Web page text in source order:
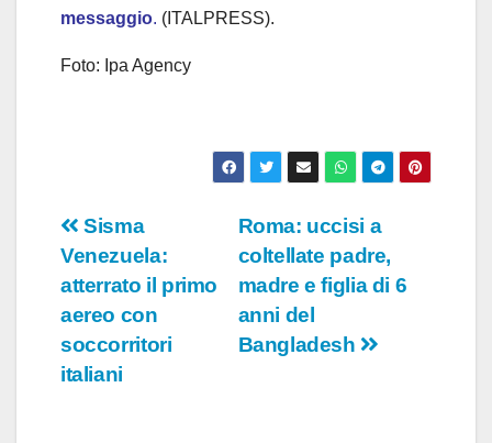
messaggio. (ITALPRESS).
Foto: Ipa Agency
Navigazione
articoli
Roma: uccisi a
coltellate padre,
madre e figlia di 6
anni del
Bangladesh
Sisma
Venezuela:
atterrato il primo
aereo con
soccorritori
italiani